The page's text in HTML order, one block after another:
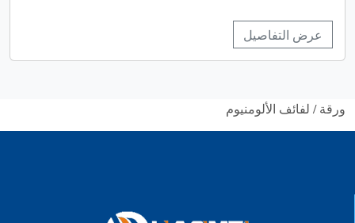
عرض التفاصيل
ورقة / لفائف الألومنيوم